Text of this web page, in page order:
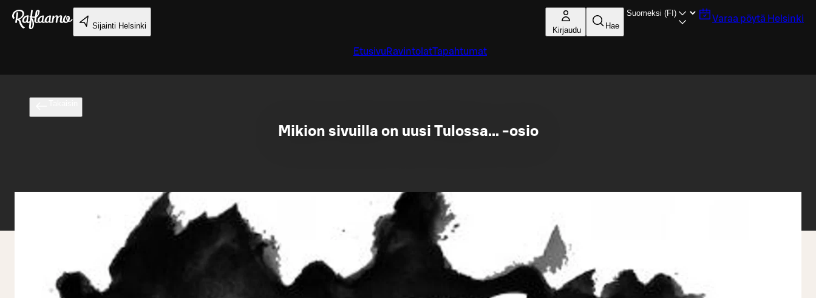
Siirry pääsisältöön
Sijainti Helsinki Kirjaudu Hae
Varaa pöytä Helsinki
Etusivu RavintolatTapahtumat
Mikion sivuilla on uusi Tulossa... -osio